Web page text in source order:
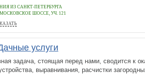
ИЗ САНКТ-ПЕТЕРБУРГА
МОСКОВСКОЕ ШОССЕ, УЧ. 121
4256644
услуги
задача, стоящая перед нами, сводится к
выравнивания, расчистки